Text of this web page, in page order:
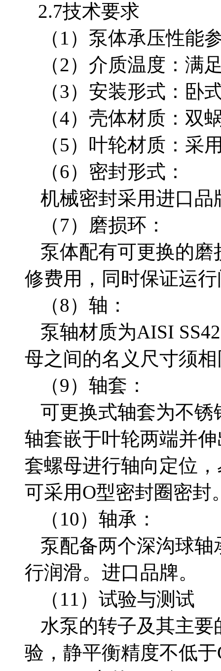
2.7技术要求
（ 1）泵体承压性能
（2）介质温度：满
（3）安装形式：卧
（4）壳体材质：双
（5）叶轮材质：采
（6）密封形式：
机械密封采用进口品
（7）磨损环：
泵体配有可更换的
修费用，同时保证运
（8）轴：
泵轴材质为AISI
母之间的名义尺寸须
（9）轴套：
可更换式轴套为不
轴套嵌于叶轮两端并
套螺母进行轴向定位
可采用O型密封圈密封
（ 10）轴承：
泵配备两个深沟球
行润滑。进口品牌。
（ 11）试验与测试
水泵的转子及其主
验，静平衡精度不低于